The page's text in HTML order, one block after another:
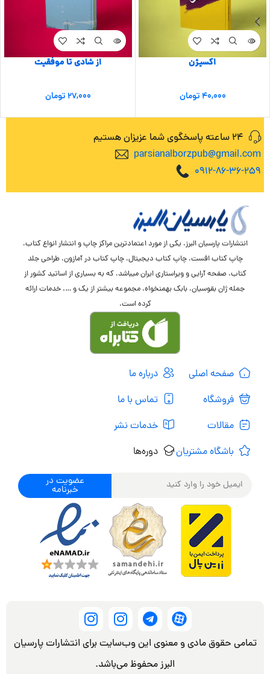
اکسیژن
۴۰,۰۰۰تومان
از شادی تا موفقیت
۲۷,۰۰۰تومان
24 ساعته پاسخگوی شما عزیزان هستیم
parsianalborzpub@gmail.com
0912-86-36-259
انتشارات پارسیان البرز، یکی از مورد اعتمادترین مراکز چاپ و انتشار انواع کتاب،
چاپ کتاب افست، چاپ کتاب دیجیتال، چاپ کتاب در آمازون، طراحی جلد
کتاب، صفحه آرایی و ویراستاری ایران میباشد، که به بسیاری از اساتید کشور از
جمله ژان بقوسیان، بابک بهمنخواه، مجموعه بیشتر از یک و …. خدمات ارائه
کرده است.
صفحه اصلی
فروشگاه
مقالات
باشگاه مشتریان
درباره ما
تماس با ما
خدمات نشر
دوره‌ها
عضویت در
خبرنامه
تمامی حقوق مادی و معنوی این وب‌سایت برای انتشارات پارسیان
البرز محفوظ می‌باشد.